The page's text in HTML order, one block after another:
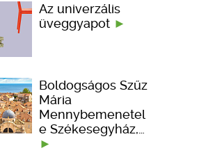
Az univerzális
üveggyapot
Boldogságos Szűz
Mária
Mennybemenetel
e Székesegyház,…